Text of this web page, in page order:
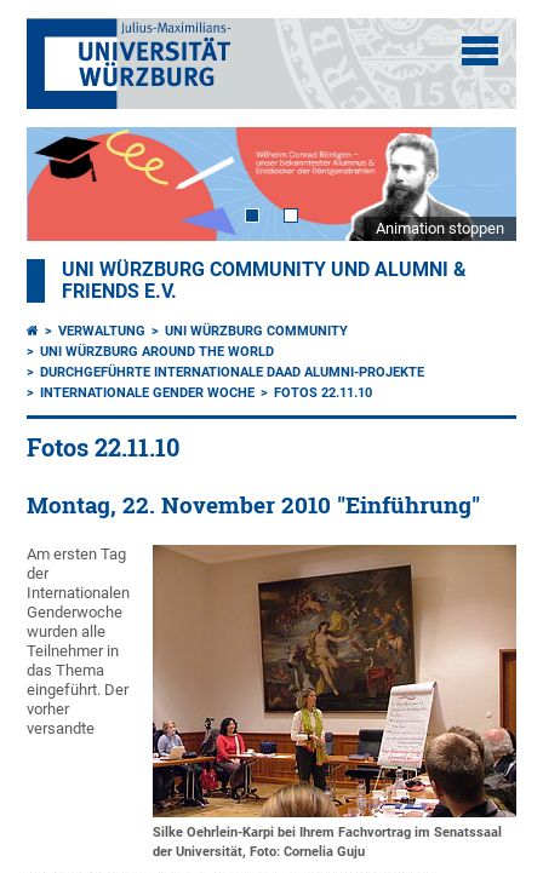
Animation stoppen
UNI WÜRZBURG COMMUNITY UND ALUMNI &
FRIENDS E.V.
VERWALTUNG
UNI WÜRZBURG COMMUNITY
UNI WÜRZBURG AROUND THE WORLD
DURCHGEFÜHRTE INTERNATIONALE DAAD ALUMNI-PROJEKTE
INTERNATIONALE GENDER WOCHE
FOTOS 22.11.10
Fotos 22.11.10
Montag, 22. November 2010 "Einführung"
Silke Oehrlein-Karpi bei Ihrem Fachvortrag im Senatssaal
der Universität, Foto: Cornelia Guju
Am ersten Tag
der
Internationalen
Genderwoche
wurden alle
Teilnehmer in
das Thema
eingeführt. Der
vorher
versandte